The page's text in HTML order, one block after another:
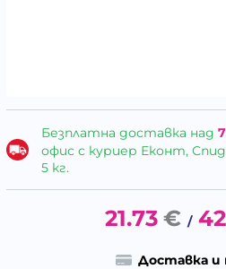
Безплатна доставка над
офис с куриер Еконт,
5 кг.
21.73 € /
Доставка и